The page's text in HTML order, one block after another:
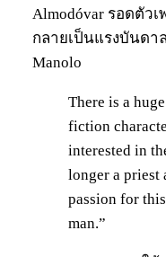
Almodóvar รอดตัว
กลายเป็นแรงบันดา
Manolo
There is a
fiction
interested in
longer a priest
passion for
man.”